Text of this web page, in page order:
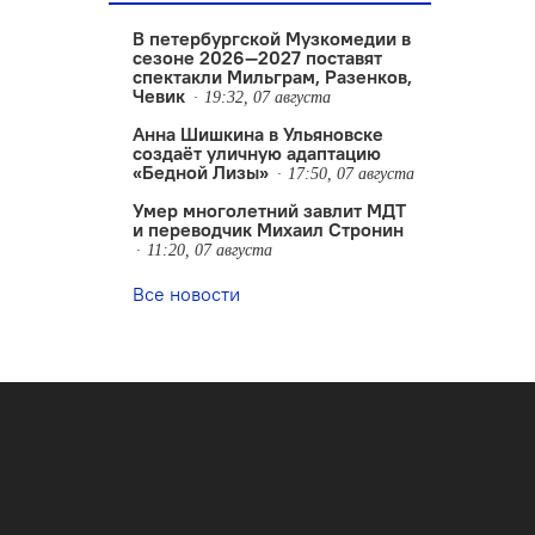
В петербургской Музкомедии в
сезоне 2026—2027 поставят
спектакли Мильграм, Разенков,
Чевик
19:32, 07 августа
Анна Шишкина в Ульяновске
создаëт уличную адаптацию
«Бедной Лизы»
17:50, 07 августа
Умер многолетний завлит МДТ
и переводчик Михаил Стронин
11:20, 07 августа
Все новости